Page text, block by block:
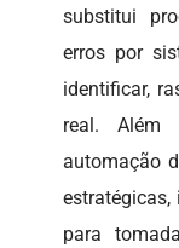
substitui
erros por
identificar,
real. Além
automação
para